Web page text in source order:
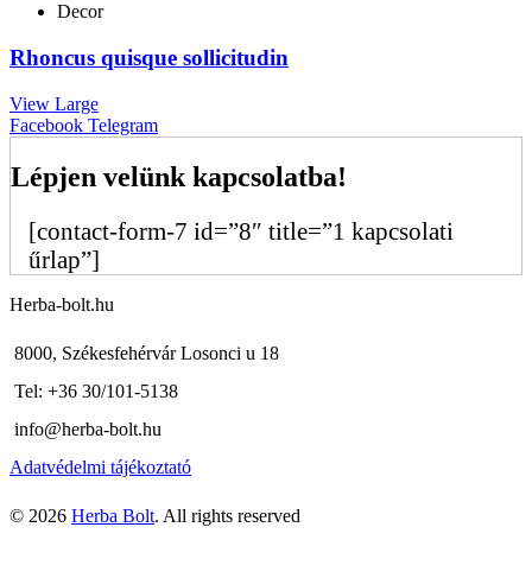
Decor
Rhoncus quisque sollicitudin
View Large
Facebook Telegram
Lépjen velünk kapcsolatba!
[contact-form-7 id=”8″ title=”1 kapcsolati
űrlap”]
Herba-bolt.hu
8000, Székesfehérvár Losonci u 18
Tel: +36 30/101-5138
info@herba-bolt.hu
Adatvédelmi tájékoztató
© 2026 Herba Bolt. All rights reserved